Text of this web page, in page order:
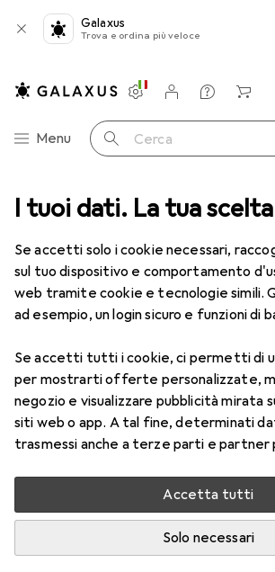
I tuoi dati. La tua
Se accetti solo i cookie necessari,
sul tuo dispositivo e comportamento
web tramite cookie e tecnologie simili.
ad esempio, un login sicuro e funzioni di
Se accetti tutti i cookie, ci permetti di
per mostrarti offerte personalizzate,
negozio e visualizzare pubblicità mirata
siti web o app. A tal fine, determinati
trasmessi anche a terze parti e partner
Accetta tutti
Solo necessari
Galaxus
Trova e ordina più veloce
Categoria Navigazione
Menu Cerca
Impostazioni
Conto cliente
Liste di confronto
Liste dei desideri
Carrello
Chiave a cricchetto Koken cricchetto
Kokencricchetto
1/2"
Accessori per Koken
reversibile
Qui trovi accessori adatti per il
cricchetto reversibile della categoria